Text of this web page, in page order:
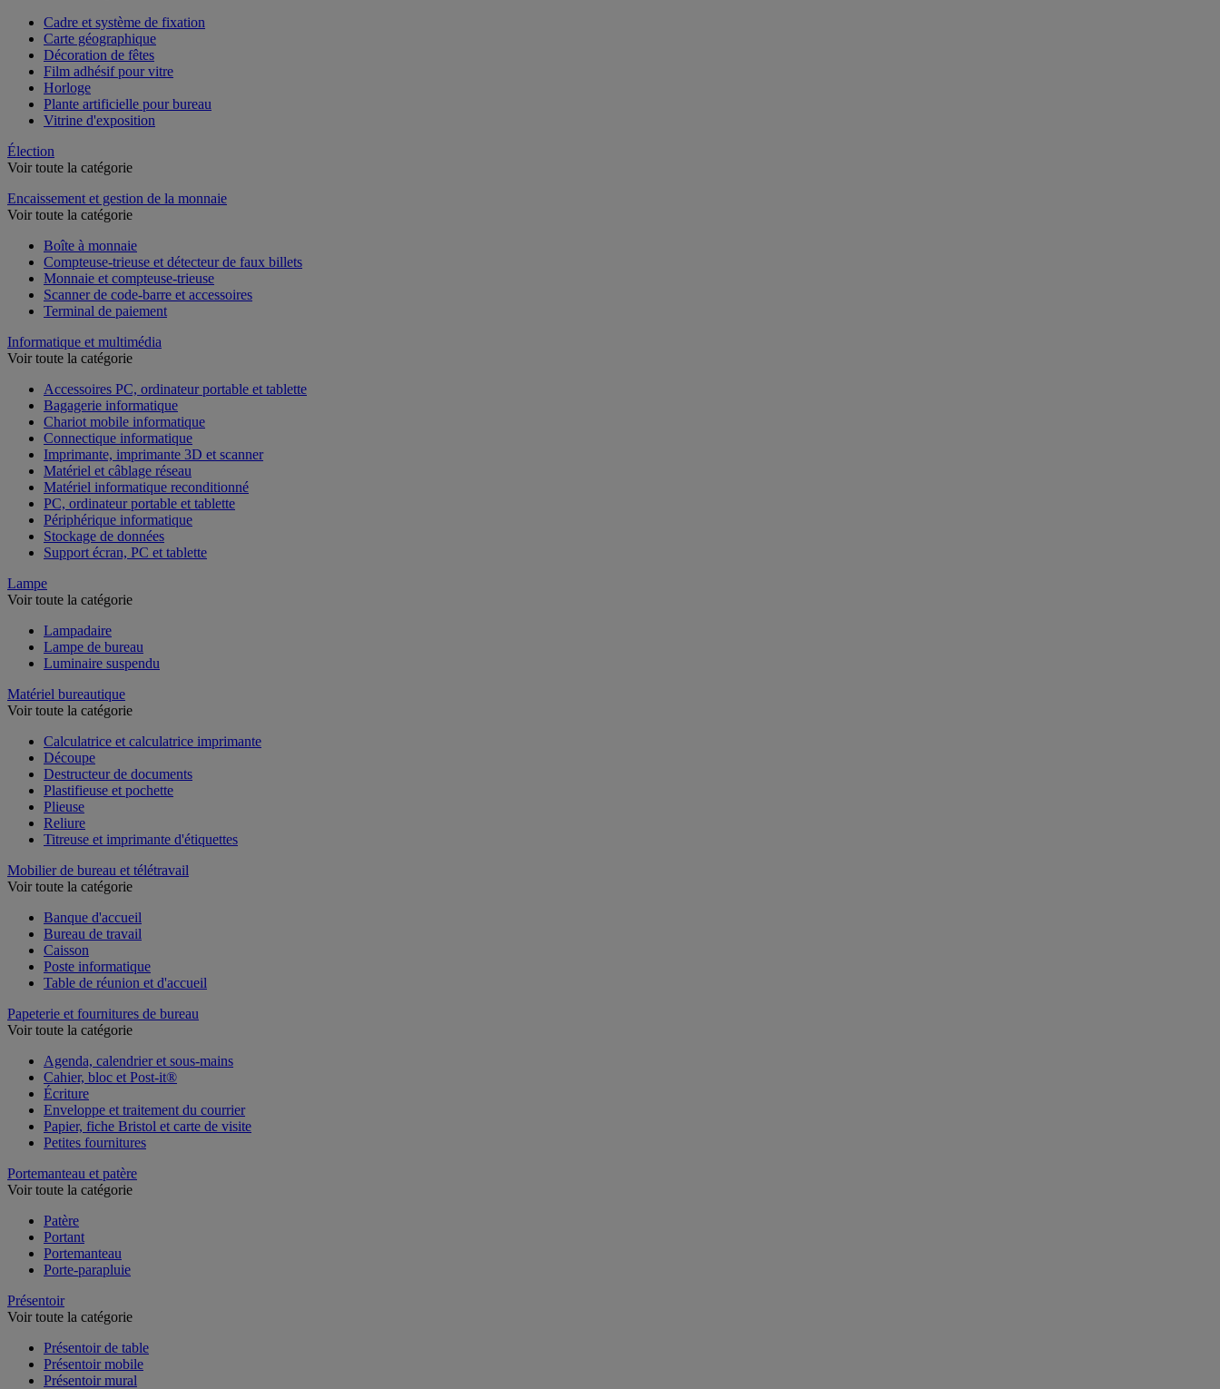
Cadre et système de fixation
Carte géographique
Décoration de fêtes
Film adhésif pour vitre
Horloge
Plante artificielle pour bureau
Vitrine d'exposition
Élection
Voir toute la catégorie
Encaissement et gestion de la monnaie
Voir toute la catégorie
Boîte à monnaie
Compteuse-trieuse et détecteur de faux billets
Monnaie et compteuse-trieuse
Scanner de code-barre et accessoires
Terminal de paiement
Informatique et multimédia
Voir toute la catégorie
Accessoires PC, ordinateur portable et tablette
Bagagerie informatique
Chariot mobile informatique
Connectique informatique
Imprimante, imprimante 3D et scanner
Matériel et câblage réseau
Matériel informatique reconditionné
PC, ordinateur portable et tablette
Périphérique informatique
Stockage de données
Support écran, PC et tablette
Lampe
Voir toute la catégorie
Lampadaire
Lampe de bureau
Luminaire suspendu
Matériel bureautique
Voir toute la catégorie
Calculatrice et calculatrice imprimante
Découpe
Destructeur de documents
Plastifieuse et pochette
Plieuse
Reliure
Titreuse et imprimante d'étiquettes
Mobilier de bureau et télétravail
Voir toute la catégorie
Banque d'accueil
Bureau de travail
Caisson
Poste informatique
Table de réunion et d'accueil
Papeterie et fournitures de bureau
Voir toute la catégorie
Agenda, calendrier et sous-mains
Cahier, bloc et Post-it®
Écriture
Enveloppe et traitement du courrier
Papier, fiche Bristol et carte de visite
Petites fournitures
Portemanteau et patère
Voir toute la catégorie
Patère
Portant
Portemanteau
Porte-parapluie
Présentoir
Voir toute la catégorie
Présentoir de table
Présentoir mobile
Présentoir mural